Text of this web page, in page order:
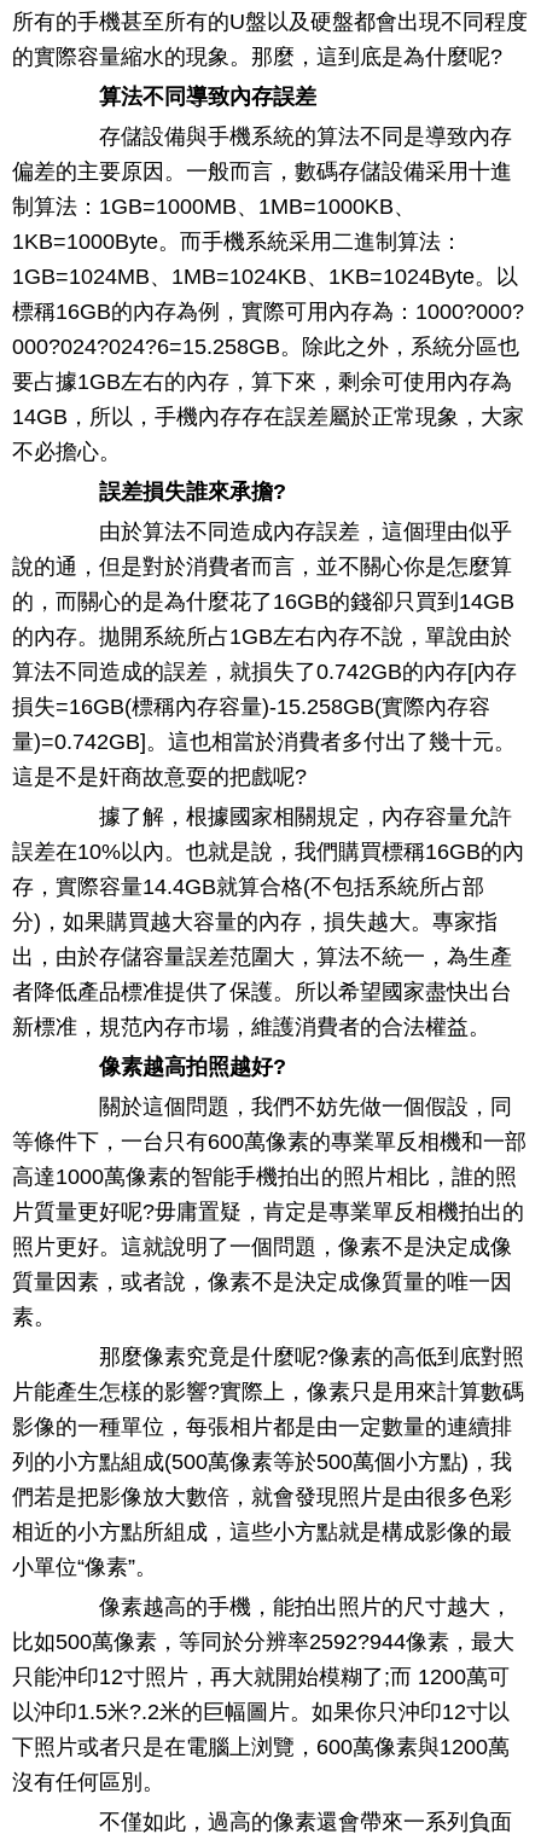
所有的手機甚至所有的U盤以及硬盤都會出現不同程度
的實際容量縮水的現象。那麼，這到底是為什麼呢?
算法不同導致內存誤差
存儲設備與手機系統的算法不同是導致內存
偏差的主要原因。一般而言，數碼存儲設備采用十進
制算法：1GB=1000MB、1MB=1000KB、
1KB=1000Byte。而手機系統采用二進制算法：
1GB=1024MB、1MB=1024KB、1KB=1024Byte。以
標稱16GB的內存為例，實際可用內存為：1000?000?
000?024?024?6=15.258GB。除此之外，系統分區也
要占據1GB左右的內存，算下來，剩余可使用內存為
14GB，所以，手機內存存在誤差屬於正常現象，大家
不必擔心。
誤差損失誰來承擔?
由於算法不同造成內存誤差，這個理由似乎
說的通，但是對於消費者而言，並不關心你是怎麼算
的，而關心的是為什麼花了16GB的錢卻只買到14GB
的內存。拋開系統所占1GB左右內存不說，單說由於
算法不同造成的誤差，就損失了0.742GB的內存[內存
損失=16GB(標稱內存容量)-15.258GB(實際內存容
量)=0.742GB]。這也相當於消費者多付出了幾十元。
這是不是奸商故意耍的把戲呢?
據了解，根據國家相關規定，內存容量允許
誤差在10%以內。也就是說，我們購買標稱16GB的內
存，實際容量14.4GB就算合格(不包括系統所占部
分)，如果購買越大容量的內存，損失越大。專家指
出，由於存儲容量誤差范圍大，算法不統一，為生產
者降低產品標准提供了保護。所以希望國家盡快出台
新標准，規范內存市場，維護消費者的合法權益。
像素越高拍照越好?
關於這個問題，我們不妨先做一個假設，同
等條件下，一台只有600萬像素的專業單反相機和一部
高達1000萬像素的智能手機拍出的照片相比，誰的照
片質量更好呢?毋庸置疑，肯定是專業單反相機拍出的
照片更好。這就說明了一個問題，像素不是決定成像
質量因素，或者說，像素不是決定成像質量的唯一因
素。
那麼像素究竟是什麼呢?像素的高低到底對照
片能產生怎樣的影響?實際上，像素只是用來計算數碼
影像的一種單位，每張相片都是由一定數量的連續排
列的小方點組成(500萬像素等於500萬個小方點)，我
們若是把影像放大數倍，就會發現照片是由很多色彩
相近的小方點所組成，這些小方點就是構成影像的最
小單位“像素”。
像素越高的手機，能拍出照片的尺寸越大，
比如500萬像素，等同於分辨率2592?944像素，最大
只能沖印12寸照片，再大就開始模糊了;而 1200萬可
以沖印1.5米?.2米的巨幅圖片。如果你只沖印12寸以
下照片或者只是在電腦上浏覽，600萬像素與1200萬
沒有任何區別。
不僅如此，過高的像素還會帶來一系列負面